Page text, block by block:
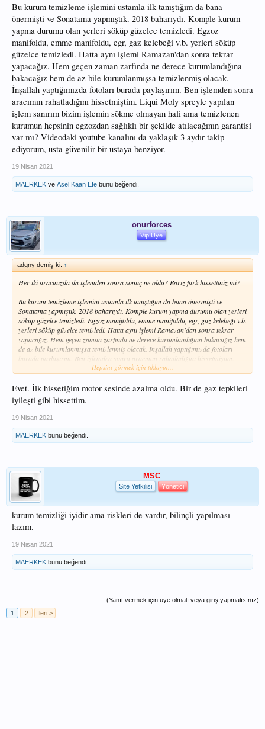
Bu kurum temizleme işlemini ustamla ilk tanıştığım da bana
önermişti ve Sonatama yapmıştık. 2018 baharıydı. Komple kurum
yapma durumu olan yerleri söküp güzelce temizledi. Egzoz
manifoldu, emme manifoldu, egr, gaz kelebeği v.b. yerleri söküp
güzelce temizledi. Hatta aynı işlemi Ramazan'dan sonra tekrar
yapacağız. Hem geçen zaman zarfında ne derece kurumlandığına
bakacağız hem de az bile kurumlanmışsa temizlenmiş olacak.
İnşallah yaptığımızda fotoları burada paylaşırım. Ben işlemden sonra
aracımın rahatladığını hissetmiştim. Liqui Moly spreyle yapılan
işlem sanırım bizim işlemin sökme olmayan hali ama temizlenen
kurumun hepsinin egzozdan sağlıklı bir şekilde atılacağının garantisi
var mı? Videodaki youtube kanalını da yaklaşık 3 aydır takip
ediyorum, usta güvenilir bir ustaya benziyor.
19 Nisan 2021
MAERKEK ve Asel Kaan Efe bunu beğendi.
onurforces
Vip Üye
adgny demiş ki: ↑
Her iki aracınızda da işlemden sonra sonuç ne oldu? Bariz fark hissettiniz mi?
Bu kurum temizleme işlemini ustamla ilk tanıştığım da bana önermişti ve
Sonatama yapmıştık. 2018 baharıydı. Komple kurum yapma durumu olan yerleri
söküp güzelce temizledi. Egzoz manifoldu, emme manifoldu, egr, gaz kelebeği v.b.
yerleri söküp güzelce temizledi. Hatta aynı işlemi Ramazan'dan sonra tekrar
yapacağız. Hem geçen zaman zarfında ne derece kurumlandığına bakacağız hem
de az bile kurumlanmışsa temizlenmiş olacak. İnşallah yaptığımızda fotoları
burada paylaşırım. Ben işlemden sonra aracımın rahatladığını hissetmiştim.
Liqui Moly spreyle yapılan işlem sanırım bizim işlemin sökme olmayan hali ama
var mı? Videodaki youtube kanalını da yaklaşık 3 aydır takip ediyorum, usta
güvenilir bir ustaya benziyor.
Hepsini görmek için tıklayın...
Evet. İlk hissetiğim motor sesinde azalma oldu. Bir de gaz tepkileri
iyileşti gibi hissettim.
19 Nisan 2021
MAERKEK bunu beğendi.
MSC
Site Yetkilisi Yönetici
kurum temizliği iyidir ama riskleri de vardır, bilinçli yapılması
lazım.
19 Nisan 2021
MAERKEK bunu beğendi.
(Yanıt vermek için üye olmalı veya giriş yapmalısınız)
1
2 İleri >